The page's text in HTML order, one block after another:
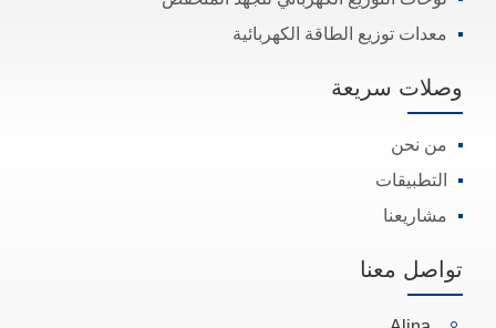
معدات توزيع الطاقة الكهربائية
وصلات سريعة
من نحن
التطبيقات
مشاريعنا
تواصل معنا